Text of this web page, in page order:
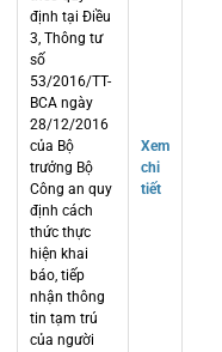
định tại Điều
3, Thông tư
số
53/2016/TT-
BCA ngày
28/12/2016
của Bộ
trưởng Bộ
Công an quy
định cách
thức thực
hiện khai
báo, tiếp
nhận thông
tin tạm trú
của người
Xem
chi
tiết